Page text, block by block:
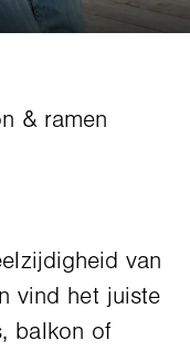
van
vind het juiste
balkon of